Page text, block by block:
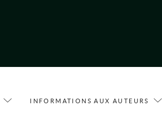
INFORMATIONS AUX AUTEURS